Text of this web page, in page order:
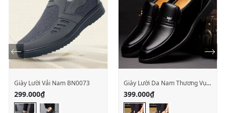
Giày Lười Vải Nam BN0073
299.000₫
Giày Lười Da Nam Thương Vụ
Anh BN0003
399.000₫